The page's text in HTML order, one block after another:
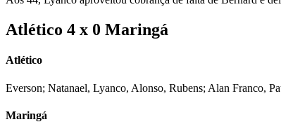
Atlético 4 x 0 Maringá
Atlético
Everson; Natanael, Lyanco, Alonso, Rubens; Alan Franco,
Maringá